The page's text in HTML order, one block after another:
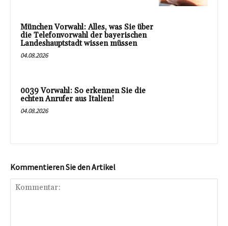
München Vorwahl: Alles, was Sie über
die Telefonvorwahl der bayerischen
Landeshauptstadt wissen müssen
04.08.2026
0039 Vorwahl: So erkennen Sie die
echten Anrufer aus Italien!
04.08.2026
Kommentieren Sie den Artikel